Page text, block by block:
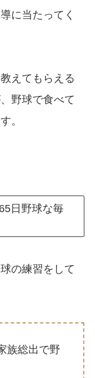
に当たってく
えてもらえる
野球で食べて
。
日野球な毎
の練習をして
族総出で野